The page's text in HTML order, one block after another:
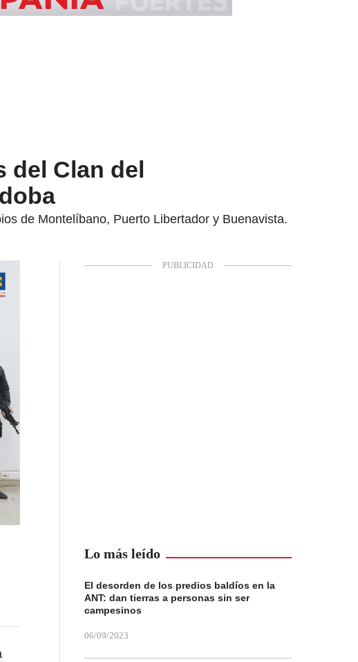
del Clan del
de Montelíbano, Puerto Libertador y Buenavista.
Lo más leído
El desorden de los predios baldíos en la
ANT: dan tierras a personas sin ser
campesinos
06/09/2023